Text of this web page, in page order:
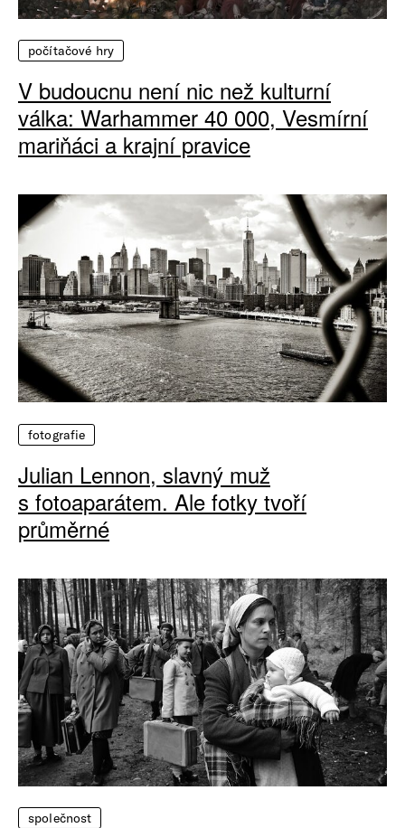
počítačové hry
V budoucnu není nic než kulturní
válka: Warhammer 40 000, Vesmírní
mariňáci a krajní pravice
fotografie
Julian Lennon, slavný muž
s fotoaparátem. Ale fotky tvoří
průměrné
společnost